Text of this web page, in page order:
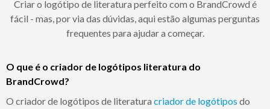
Criar o logótipo de literatura perfeito com o BrandCrowd é
fácil - mas, por via das dúvidas, aqui estão algumas perguntas
frequentes para ajudar a começar.
O que é o criador de logótipos literatura do
BrandCrowd?
O criador de logótipos de literatura criador de logótipos do